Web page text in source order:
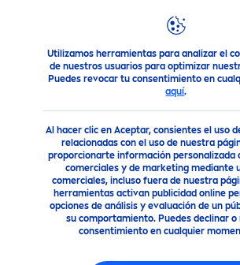
Utilizamos herramientas para analizar el
de nuestros usuarios para optimizar
Puedes revocar tu consentimiento en
aquí.
Al hacer clic en Aceptar, consientes el uso
relacionadas con el uso de nuestra
proporcionarte información personalizada
comerciales y de marketing mediante
comerciales, incluso fuera de nuestra
herramientas activan publicidad online
opciones de análisis y evaluación de un
su comportamiento. Puedes declinar
consentimiento en cualquier
Nuestros Productos Lo que todo